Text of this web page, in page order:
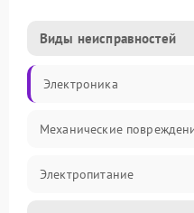
Виды неисправностей
Электроника
Механические
Электропитание